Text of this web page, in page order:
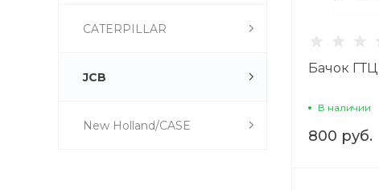
CATERPILLAR
JCB
New Holland/CASE
Бачок
В наличии
800 руб.